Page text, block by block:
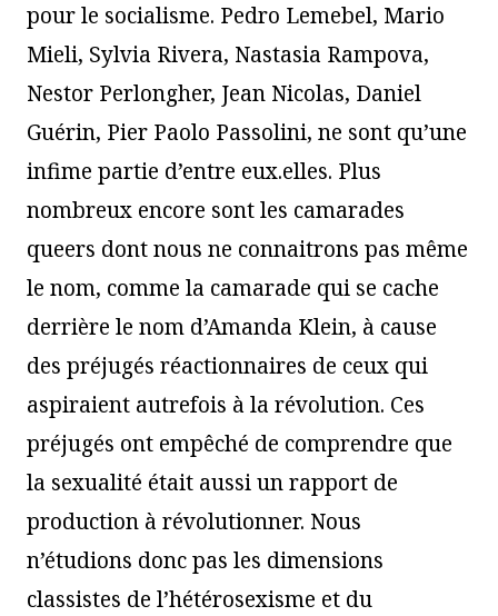
pour le socialisme. Pedro Lemebel, Mario
Mieli, Sylvia Rivera, Nastasia Rampova,
Nestor Perlongher, Jean Nicolas, Daniel
Guérin, Pier Paolo Passolini, ne sont qu’une
infime partie d’entre eux.elles. Plus
nombreux encore sont les camarades
queers dont nous ne connaitrons pas même
le nom, comme la camarade qui se cache
derrière le nom d’Amanda Klein, à cause
des préjugés réactionnaires de ceux qui
aspiraient autrefois à la révolution. Ces
préjugés ont empêché de comprendre que
la sexualité était aussi un rapport de
production à révolutionner. Nous
n’étudions donc pas les dimensions
classistes de l’hétérosexisme et du